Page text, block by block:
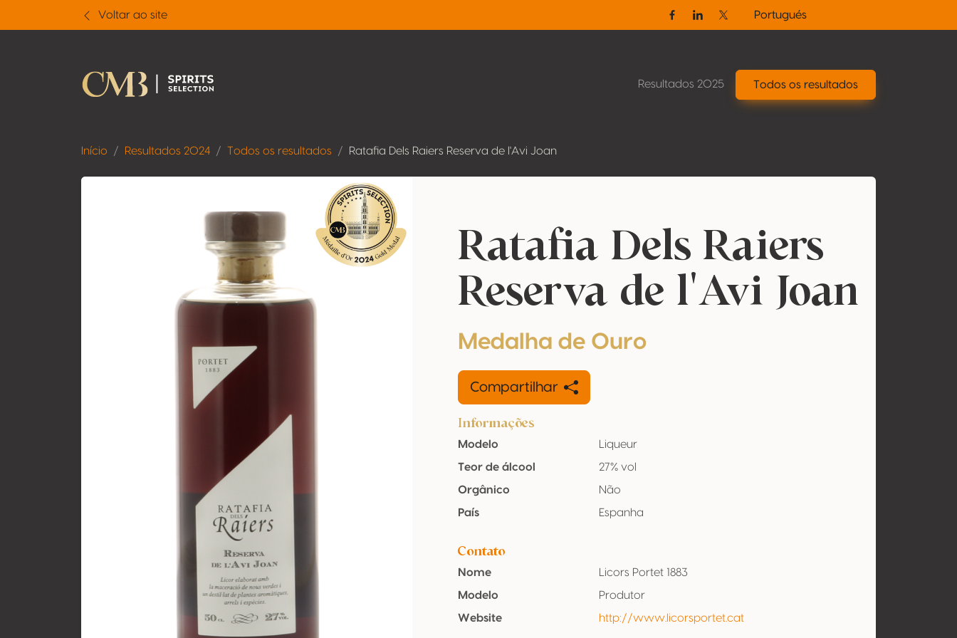
Voltar ao site
FacebookLinkedinTwitter / X
Portugués
Resultados 2025 Todos os resultados
Início Resultados 2024 Todos os resultados Ratafia Dels Raiers Reserva de l'Avi Joan
Ratafia Dels Raiers
Reserva de l'Avi Joan
Medalha de Ouro
Compartilhar
Informações
Modelo
Liqueur
Teor de álcool
27% vol
Orgânico
Não
País
Espanha
Contato
Nome
Licors Portet 1883
Modelo
Produtor
Website
http://www.licorsportet.cat